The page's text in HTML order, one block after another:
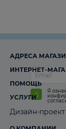
Я
АДРЕСА
ИНТЕРНЕТ-
ПОМОЩЬ
УСЛУГИ
Дизайн-проект